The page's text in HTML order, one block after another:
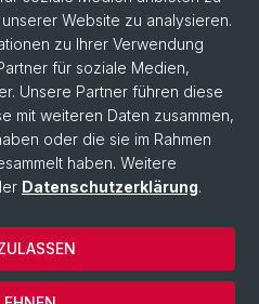
Website zu analysieren.
zu Ihrer Verwendung
für soziale Medien,
Unsere Partner führen diese
mit weiteren Daten zusammen,
oder die sie im Rahmen
haben. Weitere
Datenschutzerklärung.